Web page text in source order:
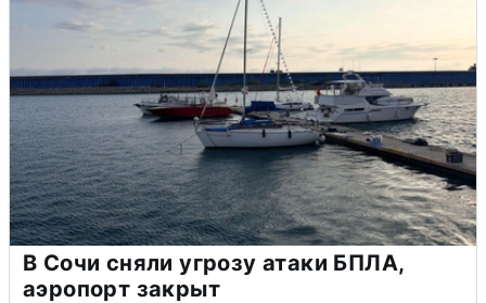
В Сочи сняли угрозу атаки БПЛА,
аэропорт закрыт